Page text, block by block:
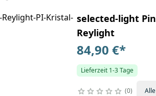
selected-light
Reylight
84,90 €*
Lieferzeit 1-3 Tage
0